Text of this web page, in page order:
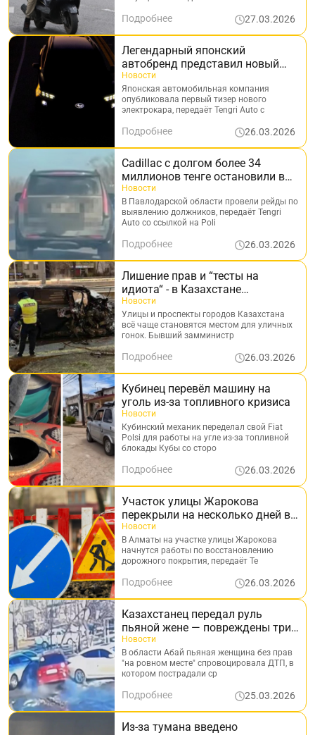
Подробнее 27.03.2026
Легендарный японский
автобренд представил новый
электромобиль
Новости
Японская автомобильная компания
опубликовала первый тизер нового
электрокара, передаёт Tengri Auto с
Подробнее 26.03.2026
Cadillac с долгом более 34
миллионов тенге остановили в
Павлодаре
Новости
В Павлодарской области провели рейды по
выявлению должников, передаёт Tengri
Auto со ссылкой на Poli
Подробнее 26.03.2026
Лишение прав и “тесты на
идиота“ - в Казахстане
предложили жёстче наказывать
лихачей
Новости
Улицы и проспекты городов Казахстана
всё чаще становятся местом для уличных
гонок. Бывший замминистр
Подробнее 26.03.2026
Кубинец перевёл машину на
уголь из-за топливного кризиса
Новости
Кубинский механик переделал свой Fiat
Polsi для работы на угле из-за топливной
блокады Кубы со сторо
Подробнее 26.03.2026
Участок улицы Жарокова
перекрыли на несколько дней в
Алматы
Новости
В Алматы на участке улицы Жарокова
начнутся работы по восстановлению
дорожного покрытия, передаёт Te
Подробнее 26.03.2026
Казахстанец передал руль
пьяной жене — повреждены три
машины: видео
Новости
В области Абай пьяная женщина без прав
"на ровном месте" спровоцировала ДТП, в
котором пострадали ср
Подробнее 25.03.2026
Из-за тумана введено